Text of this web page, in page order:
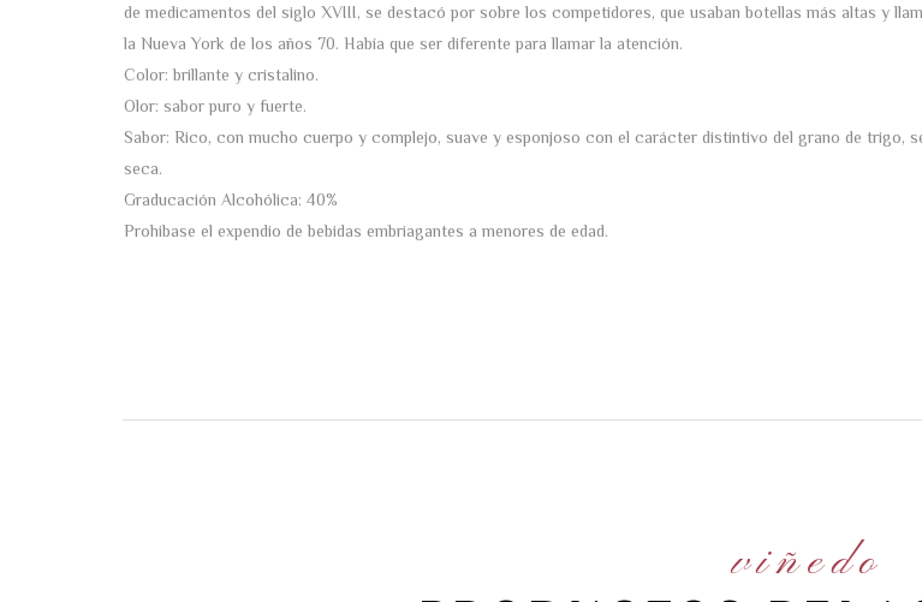
de medicamentos del siglo XVIII, se destacó por sobre los competidores, que usaban botellas más altas y
la Nueva York de los años 70. Había que ser diferente para llamar la atención.
Color: brillante y cristalino.
Olor: sabor puro y fuerte.
Sabor: Rico, con mucho cuerpo y complejo, suave y esponjoso con el carácter distintivo del grano de trigo,
seca.
Graducación Alcohólica: 40%
Prohibase el expendio de bebidas embriagantes a menores de edad.
viñedo